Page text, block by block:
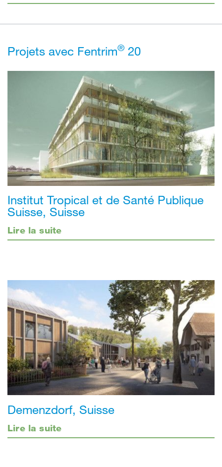
Projets avec Fentrim® 20
Institut Tropical et de Santé Publique
Suisse, Suisse
Lire la suite
Demenzdorf, Suisse
Lire la suite